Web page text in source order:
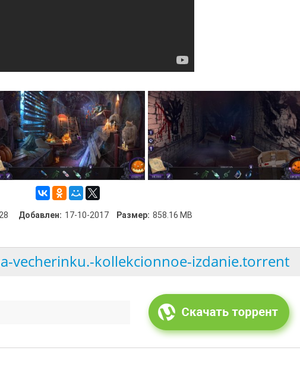
Добавлен: 17-10-2017 Размер: 858.16 MB
vecherinku.-kollekcionnoe-izdanie.torrent